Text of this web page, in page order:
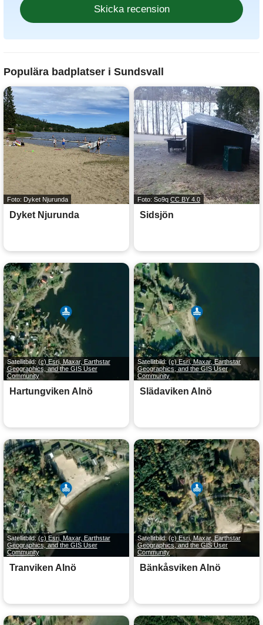
Populära badplatser i Sundsvall
Foto: Dyket Njurunda
Dyket Njurunda
Foto: So9q CC BY 4.0
Sidsjön
Satellitbild: (c) Esri, Maxar, Earthstar
Geographics, and the GIS User
Community
Hartungviken Alnö
Satellitbild:(c) Esri, Maxar, Earthstar
Geographics, and the GIS User
Community
Slädaviken Alnö
Satellitbild:(c) Esri, Maxar, Earthstar
Geographics, and the GIS User
Community
Tranviken Alnö
Satellitbild: (c) Esri, Maxar, Earthstar
Geographics, and the GIS User
Community
Bänkåsviken Alnö